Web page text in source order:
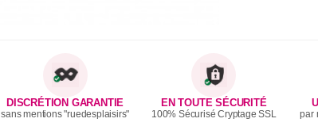
DISCRÉTION GARANTIE
sans mentions "ruedesplaisirs"
EN TOUTE SÉCURITÉ
100% Sécurisé Cryptage SSL par